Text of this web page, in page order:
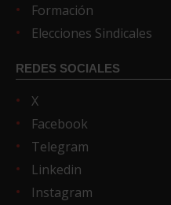
Formación
Elecciones Sindicales
REDES SOCIALES
X
Facebook
Telegram
Linkedin
Instagram